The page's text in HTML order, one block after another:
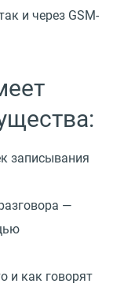
и через GSM-
записывания
—
и как говорят